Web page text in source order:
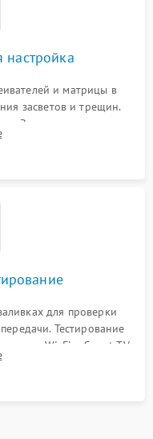
настройка
и матрицы в
засветов и трещин.
Закрытие корпуса.
обеспечения.
для проверки
Тестирование
модуля Wi-Fi и Smart TV
часов.